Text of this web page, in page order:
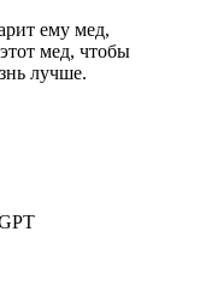
ему мед,
мед, чтобы
лучше.